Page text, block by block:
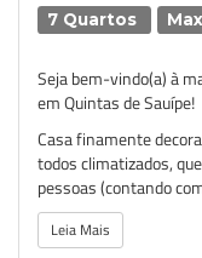
7 Quartos
Seja bem-vindo(a) à
em Quintas de Sauípe!
Casa finamente
todos climatizados,
pessoas (contando
Leia Mais